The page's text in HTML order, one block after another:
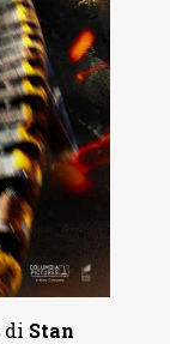
di Stan